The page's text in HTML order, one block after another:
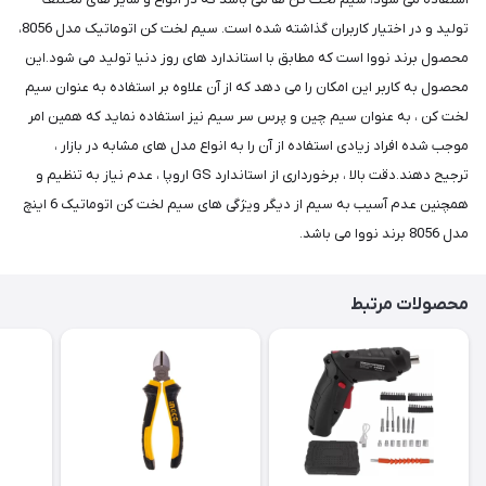
تولید و در اختیار کاربران گذاشته شده است. سیم لخت کن اتوماتیک مدل 8056،
محصول برند نووا است که مطابق با استاندارد های روز دنیا تولید می شود.این
محصول به کاربر این امکان را می دهد که از آن علاوه بر استفاده به عنوان سیم
لخت کن ، به عنوان سیم چین و پرس سر سیم نیز استفاده نماید که همین امر
موجب شده افراد زیادی استفاده از آن را به انواع مدل های مشابه در بازار ،
ترجیح دهند.دقت بالا ، برخورداری از استاندارد GS اروپا ، عدم نیاز به تنظیم و
همچنین عدم آسیب به سیم از دیگر ویژگی های سیم لخت کن اتوماتیک 6 اینچ
مدل 8056 برند نووا می باشد.
محصولات مرتبط